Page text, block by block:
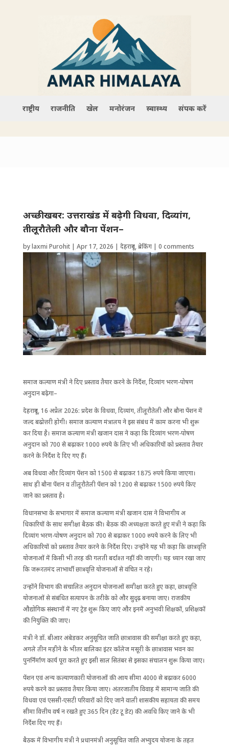
राष्ट्रीय राजनीति खेल मनोरंजन स्वास्थ्य संपर्क करें
अच्छी खबर: उत्तराखंड में बढ़ेगी विधवा, दिव्यांग,
तीलूरौतेली और बौना पेंशन–
bylaxmi Purohit| Apr 17, 2026 | देहरादून,ब्रेकिंग| 0 comments
समाज कल्याण मंत्री ने दिए प्रस्ताव तैयार करने के निर्देश, दिव्यांग भरण-पोषण
अनुदान बढ़ेगा–
देहरादून, 16 अप्रैल 2026: प्रदेश के विधवा, दिव्यांग, तीलूरौतेली और बौना पेंशन में
जल्द बढोत्तरी होगी। समाज कल्याण मंत्रालय ने इस संबंध में काम करना भी शुरू
कर दिया है। समाज कल्याण मंत्री खजान दास ने कहा कि दिव्यांग भरण-पोषण
अनुदान को 700 से बढ़ाकर 1000 रुपये के लिए भी अ​धिकारियों को प्रस्ताव तैयार
करने के निर्देश दे दिए गए हैं।
अब विधवा और दिव्यांग पेंशन को 1500 से बढ़ाकर 1875 रुपये किया जाएगा।
साथ ही बौना पेंशन व तीलूरौतेली पेंशन को 1200 से बढ़ाकर 1500 रुपये किए
जाने का प्रस्ताव है।
विधानसभा के सभागार में समाज कल्याण मंत्री खजान दास ने विभागीय अ​
धिकारियों के साथ समीक्षा बैठक की। बैठक की अध्यक्षता करते हुए मंत्री ने कहा कि
दिव्यांग भरण-पोषण अनुदान को 700 से बढ़ाकर 1000 रुपये करने के लिए भी
अधिकारियों को प्रस्ताव तैयार करने के निर्देश दिए। उन्होंने यह भी कहा कि छात्रवृत्ति
योजनाओं में किसी भी तरह की गलती बर्दाश्त नहीं की जाएगी। यह ध्यान रखा जाए
कि जरूरतमंद लाभार्थी छात्रवृत्ति योजनाओं से वंचित न रहे।
उन्होंने विभाग की संचालित अनुदान योजनाओं समीक्षा करते हुए कहा, छात्रवृत्ति
योजनाओं से संबंधित सत्यापन के तरीके को और सुदृढ़ बनाया जाए। राजकीय
औद्योगिक संस्थानों में नए ट्रेड शुरू किए जाएं और इनमें अनुभवी शिक्षकों, प्रशिक्षकों
की नियुक्ति की जाए।
मंत्री ने डॉ. बीआर अंबेडकर अनुसूचित जाति छात्रावास की समीक्षा करते हुए कहा,
अगले तीन महीने के भीतर बालिका इंटर कॉलेज मसूरी के छात्रावास भवन का
पुनर्निर्माण कार्य पूरा करते हुए इसी साल सितंबर से इसका संचालन शुरू किया जाए।
पेंशन एवं अन्य कल्याणकारी योजनाओं की आय सीमा 4000 से बढ़ाकर 6000
रुपये करने का प्रस्ताव तैयार किया जाए। अंतरजातीय विवाह में सामान्य जाति की
विधवा एवं एससी-एसटी परिवारों को दिए जाने वाली शासकीय सहायता की समय
सीमा वित्तीय वर्ष न रखते हुए 365 दिन (डेट टू डेट) की अवधि किए जाने के भी
निर्देश दिए गए हैं।
बैठक में विभागीय मंत्री ने प्रधानमंत्री अनुसूचित जाति अभ्युदय योजना के तहत